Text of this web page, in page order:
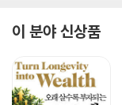
이 분야 신상품